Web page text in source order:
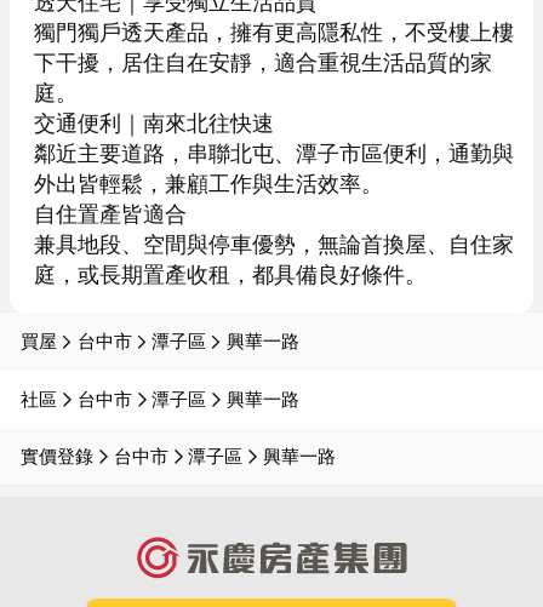
獨門獨戶透天產品，擁有更高隱私性，不受樓上樓
下干擾，居住自在安靜，適合重視生活品質的家
庭。
交通便利｜南來北往快速
鄰近主要道路，串聯北屯、潭子市區便利，通勤與
外出皆輕鬆，兼顧工作與生活效率。
自住置產皆適合
兼具地段、空間與停車優勢，無論首換屋、自住家
庭，或長期置產收租，都具備良好條件。
買屋 台中市 潭子區 興華一路
社區 台中市 潭子區 興華一路
實價登錄 台中市 潭子區 興華一路